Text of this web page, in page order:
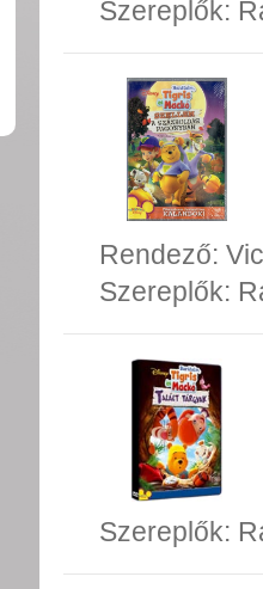
Szereplők:
Rendező:
Szereplők:
Szereplők: